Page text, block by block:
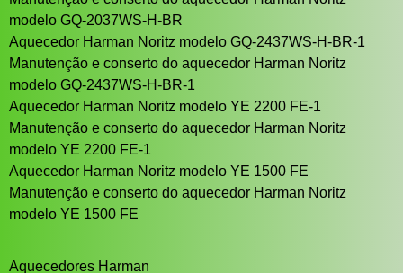
modelo GQ-2037WS-H-BR
Aquecedor Harman Noritz modelo GQ-2437WS-H-BR-1
Manutenção e conserto do aquecedor Harman Noritz
modelo GQ-2437WS-H-BR-1
Aquecedor Harman Noritz modelo YE 2200 FE-1
Manutenção e conserto do aquecedor Harman Noritz
modelo YE 2200 FE-1
Aquecedor Harman Noritz modelo YE 1500 FE
Manutenção e conserto do aquecedor Harman Noritz
modelo YE 1500 FE
Aquecedores Harman